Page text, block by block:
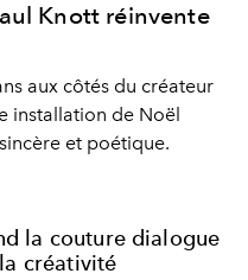
Knott réinvente
aux côtés du créateur
installation de Noël
et poétique.
la couture dialogue
créativité